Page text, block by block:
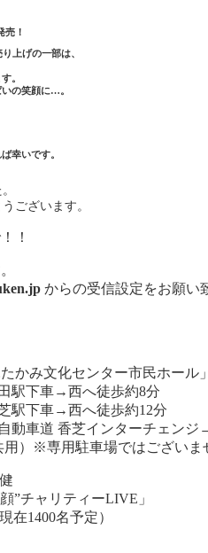
売！
上げの一部は、
。
の笑顔に…。
幸いです。
ございます。
！
からの受信設定をお願い
かみ文化センター市民ホール」
駅下車→西へ徒歩約8分
駅下車→西へ徒歩約12分
動車道 香芝インターチェンジ
）※専用駐車場ではございま
”チャリティーLIVE」
在1400名予定）